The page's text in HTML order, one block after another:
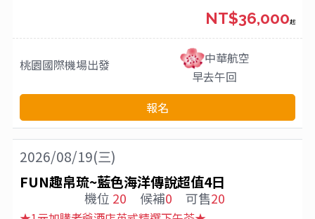
桃園國際機場出發
中華航空
早去午回
NT$36,000起
報名
2026/08/19(三)
FUN趣帛琉~藍色海洋傳說超值4日
機位 20 候補0 可售20